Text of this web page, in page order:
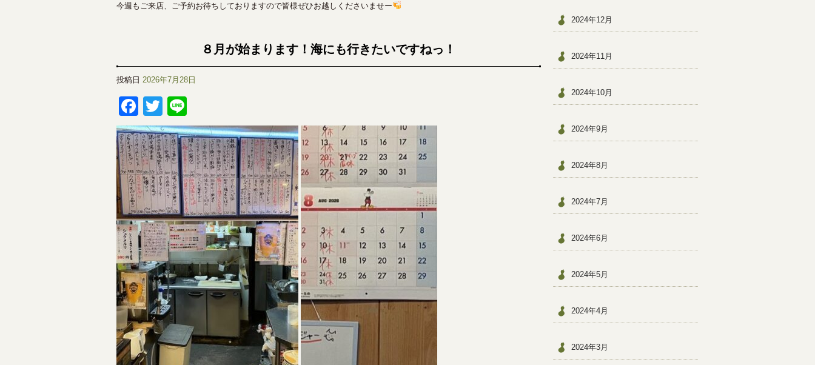
今週もご来店、ご予約お待ちしておりますので皆様ぜひお越しくださいませー
８月が始まります！海にも行きたいですねっ！
投稿日 2026年7月28日
Facebook
Twitter
2024年12月
2024年11月
2024年10月
2024年9月
2024年8月
2024年7月
2024年6月
2024年5月
2024年4月
2024年3月